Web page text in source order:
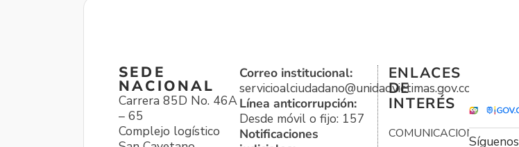
SEDE
NACIONAL
Carrera 85D No. 46A
– 65
Complejo logístico
Correo institucional:
servicioalciudadano@unidadvictimas.gov.co
Línea anticorrupción:
Desde móvil o fijo: 157
Notificaciones
ENLACES
DE
INTERÉS
COMUNICACIONESSíguenos